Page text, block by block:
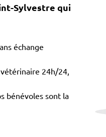
Sylvestre qui
échange
24h/24,
bénévoles sont la